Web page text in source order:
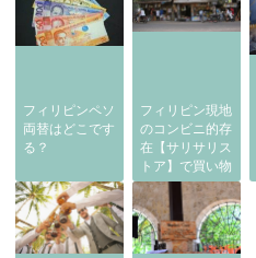
フィリピンペソ
両替はどこです
る？
フィリピン現地
のコンビニ的存
在【サリサリス
トア】で買い物